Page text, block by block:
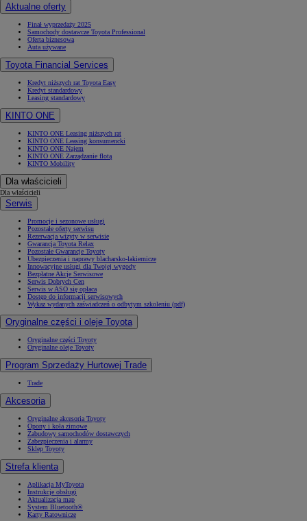
Aktualne oferty
Finał wyprzedaży 2025
Samochody dostawcze Toyota Professional
Oferta biznesowa
Auta używane
Toyota Financial Services
Kredyt niższych rat Toyota Easy
Kredyt standardowy
Leasing standardowy
KINTO ONE
KINTO ONE Leasing niższych rat
KINTO ONE Leasing konsumencki
KINTO ONE Najem
KINTO ONE Zarządzanie flotą
KINTO Mobility
Dla właścicieli
Dla właścicieli
Serwis
Promocje i sezonowe usługi
Pozostałe oferty serwisu
Rezerwacja wizyty w serwisie
Gwarancja Toyota Relax
Pozostałe Gwarancje Toyoty
Ubezpieczenia i naprawy blacharsko-lakiernicze
Innowacyjne usługi dla Twojej wygody
Bezpłatne Akcje Serwisowe
Serwis Dobrych Cen
Serwis w ASO się opłaca
Dostęp do informacji serwisowych
Wykaz wydanych zaświadczeń o odbytym szkoleniu (pdf)
Oryginalne części i oleje Toyota
Oryginalne części Toyoty
Oryginalne oleje Toyoty
Program Sprzedaży Hurtowej Trade
Trade
Akcesoria
Oryginalne akcesoria Toyoty
Opony i koła zimowe
Zabudowy samochodów dostawczych
Zabezpieczenia i alarmy
Sklep Toyoty
Strefa klienta
Aplikacja MyToyota
Instrukcje obsługi
Aktualizacja map
System Bluetooth®
Karty Ratownicze